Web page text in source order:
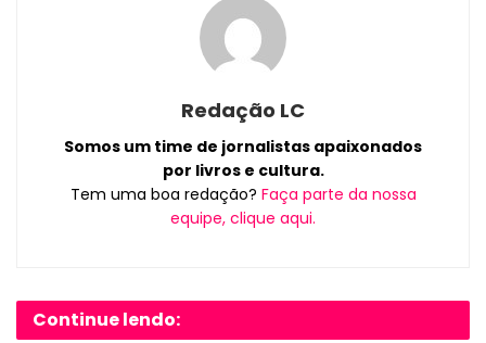
Redação LC
Somos um time de jornalistas apaixonados
por livros e cultura.
Tem uma boa redação? Faça parte da nossa
equipe, clique aqui.
Continue lendo: